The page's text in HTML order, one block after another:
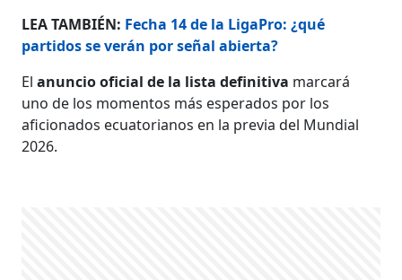
LEA TAMBIÉN: Fecha 14 de la LigaPro: ¿qué
partidos se verán por señal abierta?
Elanuncio oficial de la lista definitiva marcará
uno de los momentos más esperados por los
aficionados ecuatorianos en la previa del Mundial
2026.